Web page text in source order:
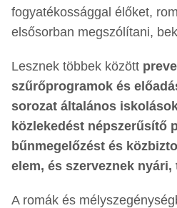
fogyatékossággal élőket,
elsősorban megszólítani,
Lesznek többek között
szűrőprogramok és
sorozat általános
közlekedést népszerűsítő
bűnmegelőzést és
elem, és szerveznek
A romák és